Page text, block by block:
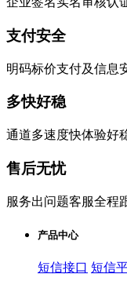
支付安全
明码标价支付及信息
多快好稳
通道多速度快体验好
售后无忧
服务出问题客服全程
产品中心
短信接口 短信